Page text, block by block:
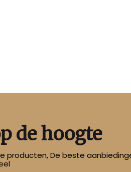
de hoogte
producten, De beste